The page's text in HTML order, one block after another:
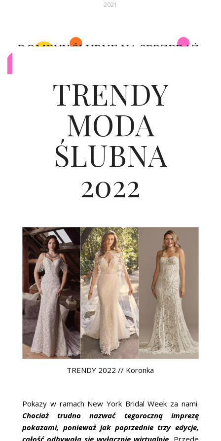
ARCHIWUM
2021
TRENDY
MODA
ŚLUBNA
2022
TRENDY 2022 // Koronka
Pokazy w ramach New York Bridal Week za nami.
Chociaż trudno nazwać tegoroczną imprezę
pokazami, ponieważ jak poprzednie trzy edycje,
całość odbywała się wyłącznie wirtualnie. Przede